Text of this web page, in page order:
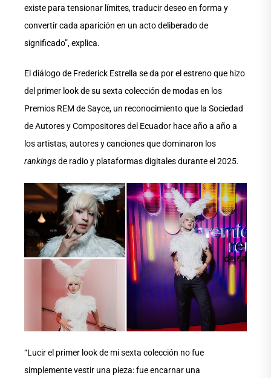
existe para tensionar límites, traducir deseo en forma y
convertir cada aparición en un acto deliberado de
significado”, explica.
El diálogo de Frederick Estrella se da por el estreno que hizo
del primer look de su sexta colección de modas en los
Premios REM de Sayce, un reconocimiento que la Sociedad
de Autores y Compositores del Ecuador hace año a año a
los artistas, autores y canciones que dominaron los
rankingsde radio y plataformas digitales durante el 2025.
“Lucir el primer look de mi sexta colección no fue
simplemente vestir una pieza: fue encarnar una